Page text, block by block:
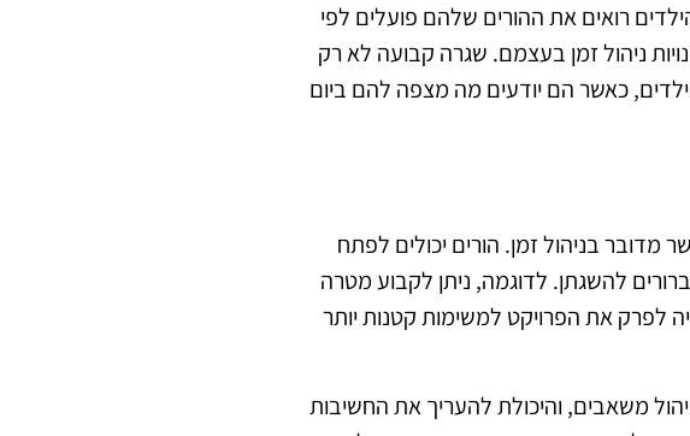
רואים את ההורים שלהם פועלים לפי
ניהול זמן בעצמם. שגרה קבועה לא רק
כאשר הם יודעים מה מצפה להם ביום
מדובר בניהול זמן. הורים יכולים לפתח
להשגתן. לדוגמה, ניתן לקבוע מטרה
לפרק את הפרויקט למשימות קטנות יותר
משאבים, והיכולת להעריך את החשיבות